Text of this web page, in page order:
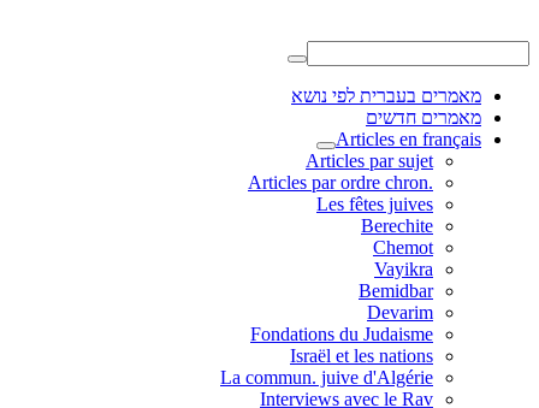
מאמרים בעברית לפי נושא
מאמרים חדשים
Articles en français
Articles par sujet
.Articles par ordre chron
Les fêtes juives
Berechite
Chemot
Vayikra
Bemidbar
Devarim
Fondations du Judaisme
Israël et les nations
La commun. juive d'Algérie
Interviews avec le Rav